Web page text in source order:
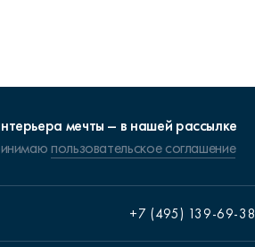
мечты – в нашей рассылке
пользовательское соглашение
+7 (495) 139-69-38